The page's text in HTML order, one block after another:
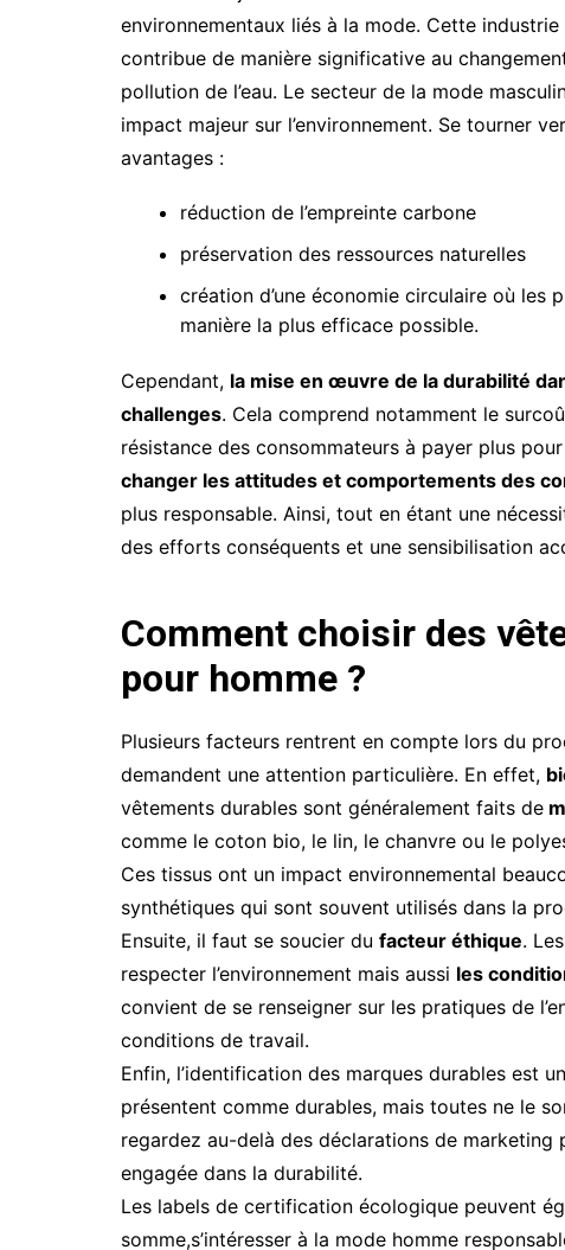
environnementaux liés à la mode. Cette industrie
contribue de manière significative au
pollution de l’eau. Le secteur de la mode
impact majeur sur l’environnement. Se tourner
avantages :
réduction de l’empreinte carbone
préservation des ressources naturelles
création d’une économie circulaire où
manière la plus efficace possible.
Cependant, la mise en œuvre de la durabilité
challenges. Cela comprend notamment le
résistance des consommateurs à payer plus
changer les attitudes et comportements des
plus responsable. Ainsi, tout en étant une
des efforts conséquents et une sensibilisation
Comment choisir des
pour homme ?
Plusieurs facteurs rentrent en compte lors du
demandent une attention particulière. En effet,
vêtements durables sont généralement faits de
comme le coton bio, le lin, le chanvre ou le
Ces tissus ont un impact environnemental
synthétiques qui sont souvent utilisés dans la
Ensuite, il faut se soucier du facteur éthique.
respecter l’environnement mais aussi les
convient de se renseigner sur les pratiques de
conditions de travail.
Enfin, l’identification des marques durables est
présentent comme durables, mais toutes ne le
regardez au-delà des déclarations de
engagée dans la durabilité.
Les labels de certification écologique peuvent
somme,s’intéresser à la mode homme